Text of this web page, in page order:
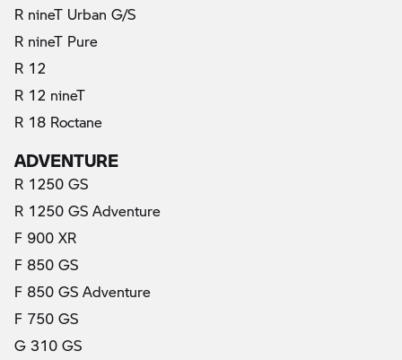
R nineT Urban G/S
R nineT Pure
R 12
R 12 nineT
R 18 Roctane
ADVENTURE
R 1250 GS
R 1250 GS Adventure
F 900 XR
F 850 GS
F 850 GS Adventure
F 750 GS
G 310 GS